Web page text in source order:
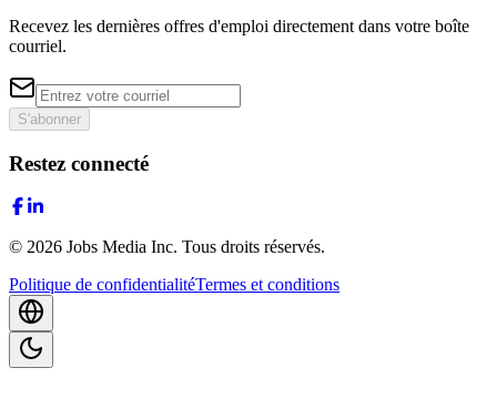
Recevez les dernières offres d'emploi directement dans votre boîte
courriel.
S'abonner
Restez connecté
© 2026 Jobs Media Inc. Tous droits réservés.
Politique de confidentialitéTermes et conditions